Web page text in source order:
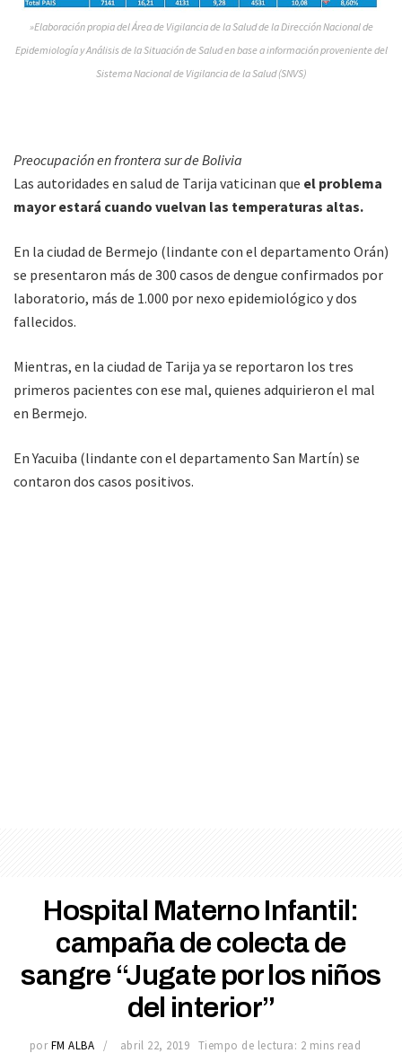
»Elaboración propia del Área de Vigilancia de la Salud de la Dirección Nacional de
Epidemiología y Análisis de la Situación de Salud en base a información proveniente del
Sistema Nacional de Vigilancia de la Salud (SNVS)
Preocupación en frontera sur de Bolivia
Las autoridades en salud de Tarija vaticinan que el problema
mayor estará cuando vuelvan las temperaturas altas.
En la ciudad de Bermejo (lindante con el departamento Orán)
se presentaron más de 300 casos de dengue confirmados por
laboratorio, más de 1.000 por nexo epidemiológico y dos
fallecidos.
Mientras, en la ciudad de Tarija ya se reportaron los tres
primeros pacientes con ese mal, quienes adquirieron el mal
en Bermejo.
En Yacuiba (lindante con el departamento San Martín) se
contaron dos casos positivos.
Hospital Materno Infantil:
campaña de colecta de
sangre “Jugate por los niños
del interior”
por FM ALBA abril 22, 2019 Tiempo de lectura: 2 mins read